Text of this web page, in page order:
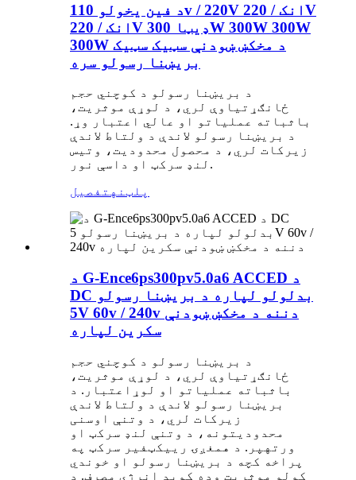
د فین یخولو 110v / 220V انک / 220V
انک / 220V ډیټا 300W 300W 300W
300W د مخکښ ښودنې سټیک سټیک
بریښنا رسولو سره
د بریښنا رسولو د کوچني حجم
ځانګړتیاوې لري، د لوړې موثریت،
باثباته عملیاتو او عالي اعتبار وړ.
د بریښنا رسولو لاندې د ولتاط لاندې
زیرکات لري، د محصول محدودیت، وتیس
لنډ سرکټ او داسې نور.
پلټنهتفصیل
د G-Ence6ps300pv5.0a6 ACCED د
DC بدلولو لپاره د بریښنا رسولو
5V 60v / 240v دننه د مخکښ ښودنې
سکرین لپاره
د بریښنا رسولو د کوچني حجم
ځانګړتیاوې لري، د لوړې موثریت،
باثباته عملیاتو او لوړ اعتبار. د
بریښنا رسولو لاندې د ولتاط لاندې
زیرکات لري، د وتنې اوسنی
محدودیتونه، د وتنې لنډ سرکټ او
ورته پر. د همغږۍ رییکټفیر سرکټ په
پراخه کچه د بریښنا رسولو او خوندي
کولو موثریت وده کوي د انرژي مصرف. د